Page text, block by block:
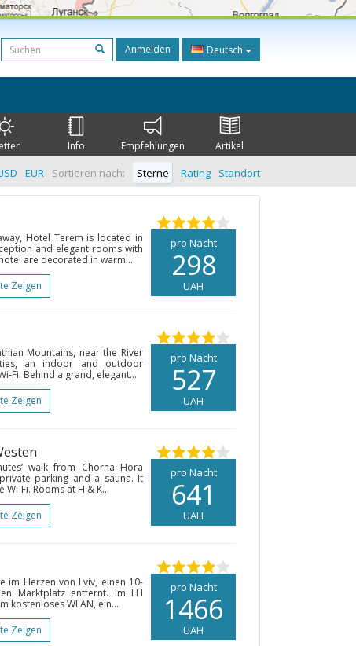
Anmelden Deutsch
Info Empfehlungen Artikel
Sortieren nach: Sterne Rating Standort
EUR
pro Nacht
298
UAH
Hotel Terem is located in
and elegant rooms with
are decorated in warm...
Zeigen
pro Nacht
527
UAH
Mountains, near the River
an indoor and outdoor
Fi. Behind a grand, elegant...
Zeigen
pro Nacht
641
UAH
walk from Chorna Hora
parking and a sauna. It
Fi. Rooms at H & K...
Zeigen
pro Nacht
1466
UAH
im Herzen von Lviv, einen 10-
Marktplatz entfernt. Im LH
kostenloses WLAN, ein...
Zeigen